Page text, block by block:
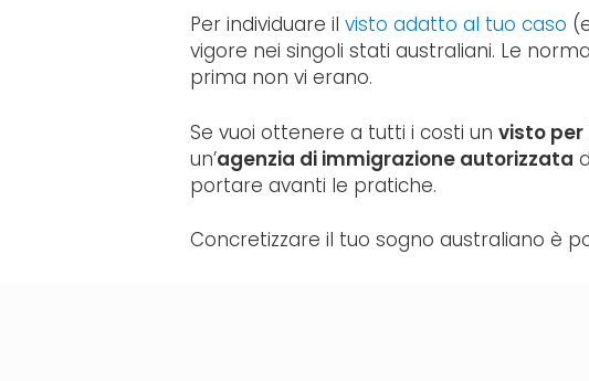
Per individuare ilvisto adatto al tuo caso
vigore nei singoli stati australiani. Le
prima non vi erano.
Se vuoi ottenere a tutti i costi unvisto per
un’agenzia di immigrazione autorizzata
portare avanti le pratiche.
Concretizzare il tuo sogno australiano è